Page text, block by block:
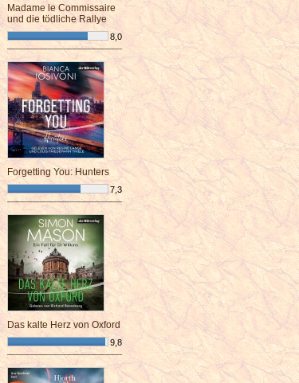
Madame le Commissaire
und die tödliche Rallye
8,0
¯¯¯¯¯¯¯¯¯¯¯¯¯¯¯¯¯¯¯¯¯¯¯¯
Forgetting You: Hunters
7,3
¯¯¯¯¯¯¯¯¯¯¯¯¯¯¯¯¯¯¯¯¯¯¯¯
Das kalte Herz von Oxford
9,8
¯¯¯¯¯¯¯¯¯¯¯¯¯¯¯¯¯¯¯¯¯¯¯¯